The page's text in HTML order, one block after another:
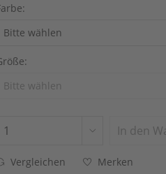
In den
Vergleichen Merken